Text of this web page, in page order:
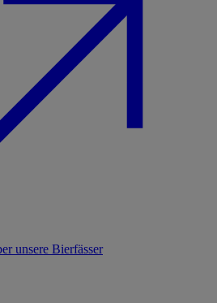
unsere Bierfässer